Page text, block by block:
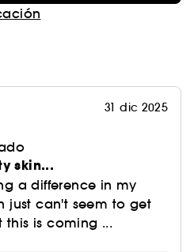
31 dic 2025
skin...
a difference in my
just can't seem to get
this is coming ...